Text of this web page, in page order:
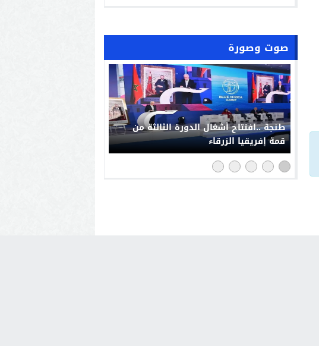
صوت وصورة
طنجة ..افتتاح أشغال الدورة الثالثة من
قمة إفريقيا الزرقاء